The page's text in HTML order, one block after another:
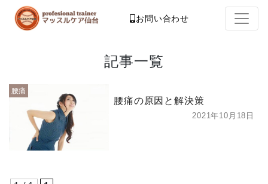
お問い合わせ
記事一覧
腰痛
腰痛の原因と解決策
2021年10月18日